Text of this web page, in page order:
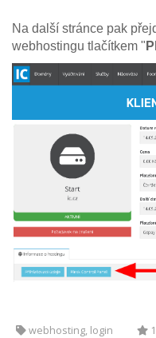
Na další stránce pak
webhostingu tlačítkem "
webhosting, login